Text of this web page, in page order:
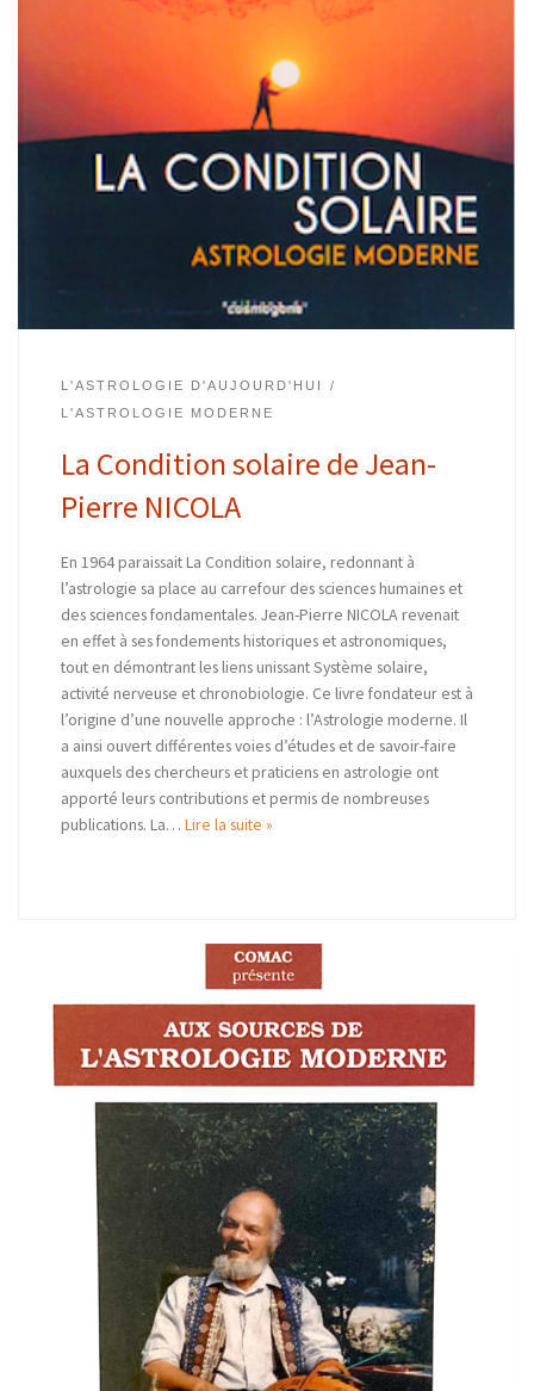
L'ASTROLOGIE D'AUJOURD'HUI
L'ASTROLOGIE MODERNE
La Condition solaire de Jean-
Pierre NICOLA
En 1964 paraissait La Condition solaire, redonnant à
l’astrologie sa place au carrefour des sciences humaines et
des sciences fondamentales. Jean-Pierre NICOLA revenait
en effet à ses fondements historiques et astronomiques,
tout en démontrant les liens unissant Système solaire,
activité nerveuse et chronobiologie. Ce livre fondateur est à
l’origine d’une nouvelle approche : l’Astrologie moderne. Il
a ainsi ouvert différentes voies d’études et de savoir-faire
auxquels des chercheurs et praticiens en astrologie ont
apporté leurs contributions et permis de nombreuses
publications. La… Lire la suite »